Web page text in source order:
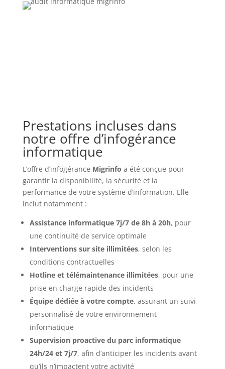
Prestations incluses dans
notre offre d’infogérance
informatique
L’offre d’infogérance Migrinfo a été conçue pour
garantir la disponibilité, la sécurité et la
performance de votre système d’information. Elle
inclut notamment :
Assistance informatique 7j/7 de 8h à 20h, pour
une continuité de service optimale
Interventions sur site illimitées, selon les
conditions contractuelles
Hotline et télémaintenance illimitées, pour une
prise en charge rapide des incidents
Équipe dédiée à votre compte, assurant un suivi
personnalisé de votre environnement
informatique
Supervision proactive du parc informatique
24h/24 et 7j/7, afin d’anticiper les incidents avant
qu’ils n’impactent votre activité